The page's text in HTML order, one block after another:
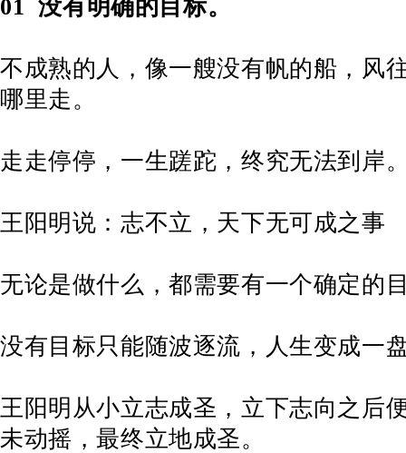
01没有明确的目标。
不成熟的人，像一艘没有帆的船，风
哪里走。
走走停停，一生蹉跎，终究无法到岸
王阳明说：志不立，天下无可成之事
无论是做什么，都需要有一个确定的
没有目标只能随波逐流，人生变成一
王阳明从小立志成圣，立下志向之后
未动摇，最终立地成圣。